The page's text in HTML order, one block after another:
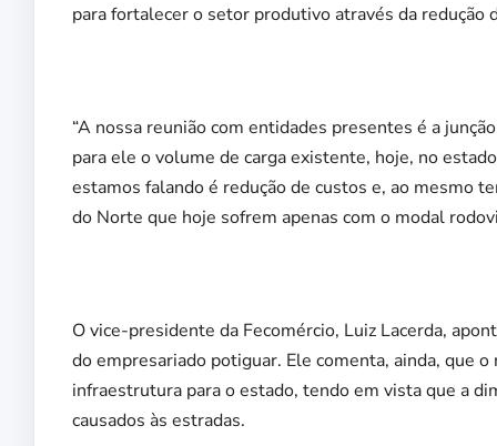
para fortalecer o setor produtivo através da redução
“A nossa reunião com entidades presentes é a
para ele o volume de carga existente, hoje, no
estamos falando é redução de custos e, ao mesmo
do Norte que hoje sofrem apenas com o modal
O vice-presidente da Fecomércio, Luiz Lacerda,
do empresariado potiguar. Ele comenta, ainda, que
infraestrutura para o estado, tendo em vista que a
causados às estradas.